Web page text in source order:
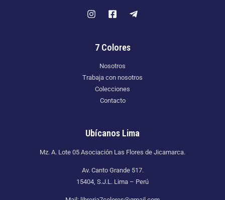
7 Colores
Nosotros
Trabaja con nosotros
Colecciones
Contacto
Ubícanos Lima
Mz. A. Lote 05 Asociación Las Flores de Jicamarca.
Av. Canto Grande 517.
15404, S.J.L. Lima – Perú